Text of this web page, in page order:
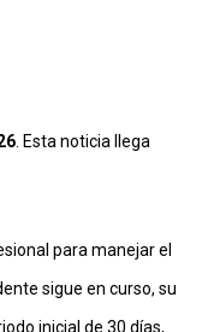
. Esta noticia llega
para manejar el
sigue en curso, su
inicial de 30 días,